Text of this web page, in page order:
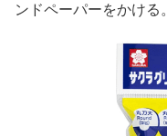
ンドペーパーをかける。